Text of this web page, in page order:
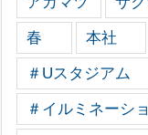
春 本社
＃Uスタジアム
＃イルミネーシ